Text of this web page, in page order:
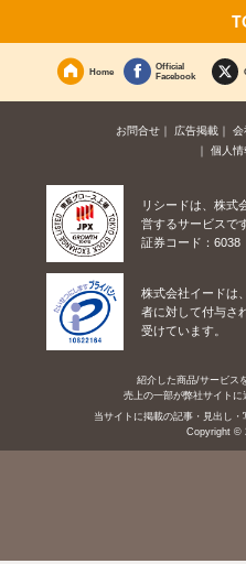
Home
Official
Facebook
お問合せ 広告掲載 会
個人情
リシードは、株式
営するサービスです
証券コード：6038
株式会社イードは
者に対して付与さ
受けています。
紹介した商品/サービス
売上の一部が弊社サイトに
当サイトに掲載の記事・見出し・
Copyright ©